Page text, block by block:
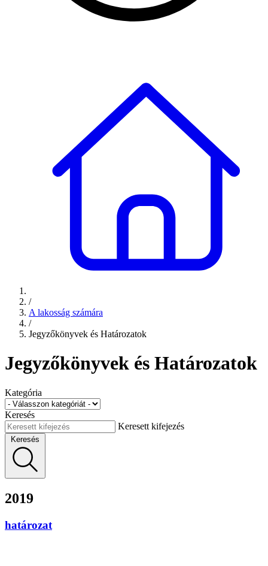
/
A lakosság számára
/
Jegyzőkönyvek és Határozatok
Jegyzőkönyvek és Határozatok
Kategória
Keresés
Keresett kifejezés
Keresés
2019
határozat